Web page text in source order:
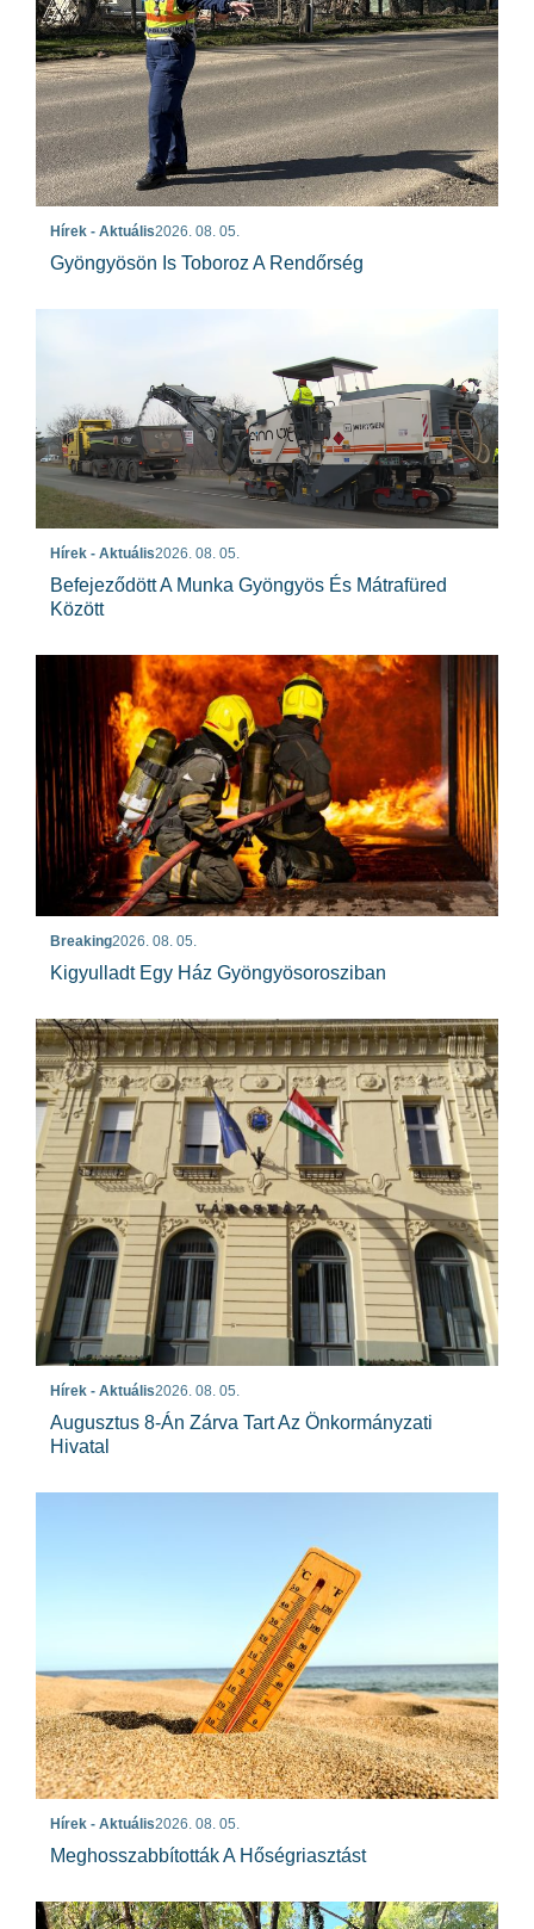
Hírek - Aktuális2026. 08. 05.
Gyöngyösön Is Toboroz A Rendőrség
Hírek - Aktuális2026. 08. 05.
Befejeződött A Munka Gyöngyös És Mátrafüred
Között
Breaking2026. 08. 05.
Kigyulladt Egy Ház Gyöngyösorosziban
Hírek - Aktuális2026. 08. 05.
Augusztus 8-Án Zárva Tart Az Önkormányzati
Hivatal
Hírek - Aktuális2026. 08. 05.
Meghosszabbították A Hőségriasztást